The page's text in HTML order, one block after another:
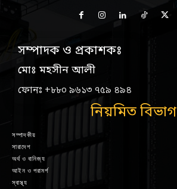
সম্পাদক ও প্রকাশকঃ
মোঃ মহসীন আলী
ফোনঃ +৮৮০ ৯৬১৩ ৭৫৯ ৪৯৪
নিয়মিত বিভাগ
সম্পাদকীয়
সারাদেশ
অর্থ ও বানিজ্য
আইন ও পরামর্শ
স্বাস্থ্য